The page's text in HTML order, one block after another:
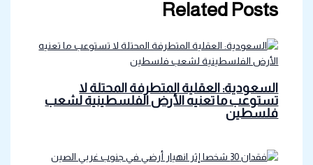
Related Posts
السعودية: العقلية المتطرفة المحتلة لا
تستوعب ما تعنيه الأرض الفلسطينية لشعب
فلسطين